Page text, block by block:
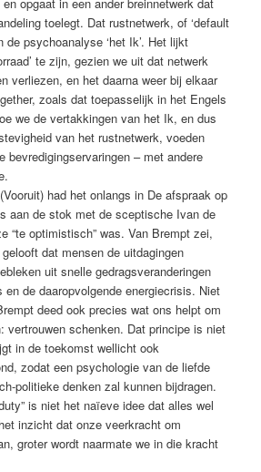
toelegt. Dat rustnetwerk, of ‘default
de psychoanalyse ‘het Ik’. Het lijkt
te zijn, gezien we uit dat netwerk
verliezen, en het daarna weer bij elkaar
zoals dat toepasselijk in het Engels
we de vertakkingen van het Ik, en dus
van het rustnetwerk, voeden
bevredigingservaringen – met andere
had het onlangs in De afspraak op
aan de stok met de sceptische Ivan de
“te optimistisch” was. Van Brempt zei,
dat mensen de uitdagingen
uit snelle gedragsveranderingen
de daaropvolgende energiecrisis. Niet
deed ook precies wat ons helpt om
vertrouwen schenken. Dat principe is niet
in de toekomst wellicht ook
zodat een psychologie van de liefde
politieke denken zal kunnen bijdragen.
is niet het naïeve idee dat alles wel
inzicht dat onze veerkracht om
groter wordt naarmate we in die kracht